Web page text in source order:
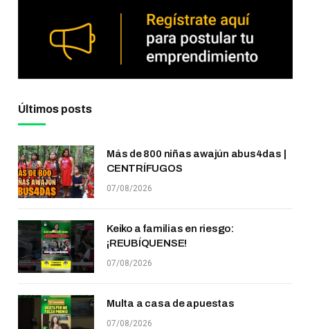
Últimos posts
Más de 800 niñas awajún abus4das |
CENTRÍFUGOS
07/08/2026
Keiko a familias en riesgo:
¡REUBÍQUENSE!
07/08/2026
Multa a casa de apuestas
07/08/2026